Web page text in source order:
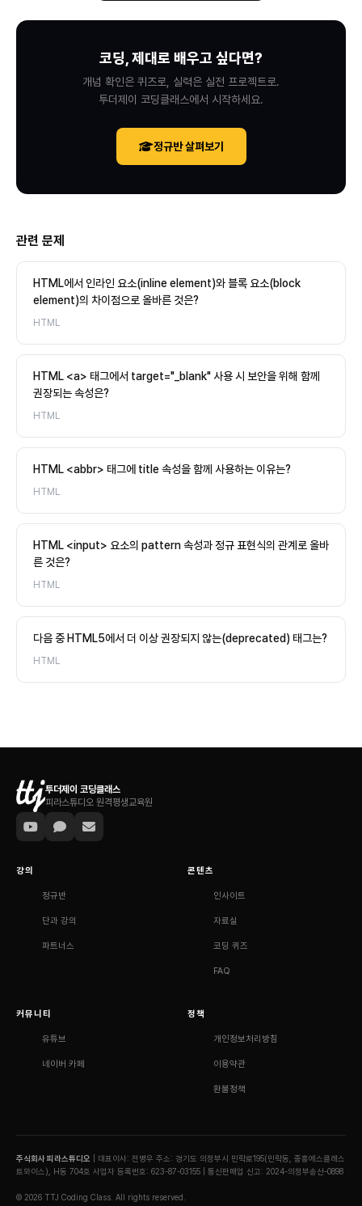
코딩, 제대로 배우고 싶다면?
개념 확인은 퀴즈로, 실력은 실전 프로젝트로.
투더제이 코딩클래스에서 시작하세요.
정규반 살펴보기
관련 문제
HTML에서 인라인 요소(inline element)와 블록 요소(block
element)의 차이점으로 올바른 것은?
HTML
HTML <a> 태그에서 target="_blank" 사용 시 보안을 위해 함께
권장되는 속성은?
HTML
HTML <abbr> 태그에 title 속성을 함께 사용하는 이유는?
HTML
HTML <input> 요소의 pattern 속성과 정규 표현식의 관계로 올바
른 것은?
HTML
다음 중 HTML5에서 더 이상 권장되지 않는(deprecated) 태그는?
HTML
투더제이 코딩클래스
피라스튜디오 원격평생교육원
강의
정규반
단과 강의
파트너스
콘텐츠
인사이트
자료실
코딩 퀴즈
FAQ
커뮤니티
유튜브
네이버 카페
정책
개인정보처리방침
이용약관
환불정책
주식회사 피라스튜디오 | 대표이사: 전병우 주소: 경기도 의정부시 민락로195(민락동, 중흥에스클래스
트와이스), H동 704호 사업자 등록번호: 623-87-03155 | 통신판매업 신고: 2024-의정부송산-0898
© 2026 TTJ Coding Class. All rights reserved.